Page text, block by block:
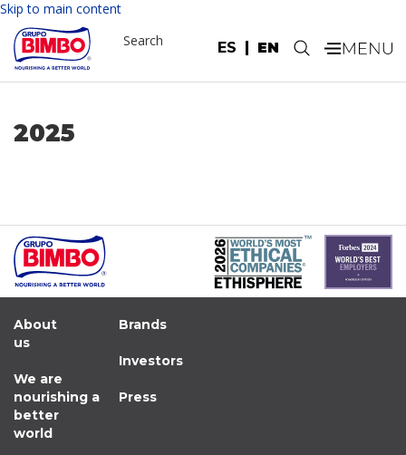
Skip to main content
ES EN
Search .
2025
About
us
We are
nourishing a
better
world
Brands
Investors
Press